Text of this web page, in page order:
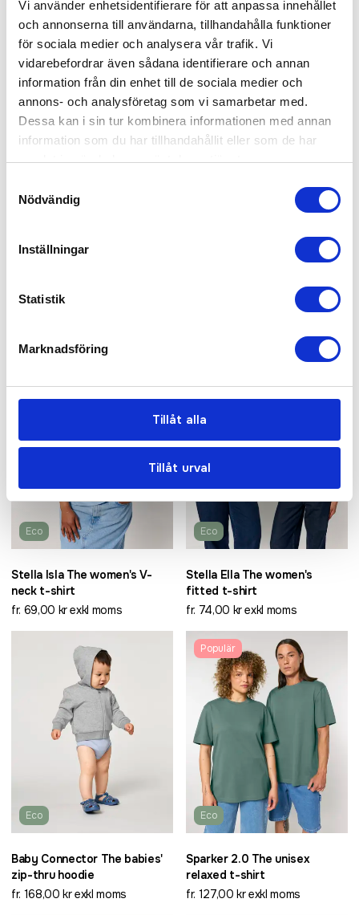
Vi använder enhetsidentifierare för att anpassa innehållet
och annonserna till användarna, tillhandahålla funktioner
för sociala medier och analysera vår trafik. Vi
vidarebefordrar även sådana identifierare och annan
information från din enhet till de sociala medier och
annons- och analysföretag som vi samarbetar med.
Dessa kan i sin tur kombinera informationen med annan
information som du har tillhandahållit eller som de har
samlat in när du har använt deras tjänster.
Nödvändig
Inställningar
Statistik
Marknadsföring
Tillåt alla
Tillåt urval
Tote Bag Woven tote bag
fr. 53,00 kr exkl moms
Mid Tote Bag The woven mid
weigth tote bag
fr. 49,20 kr exkl moms
Recycled
shopping bag
RE-Cruiser The unisex
recycled hoodie sweatshirt
Eco
Stella Isla The women's V-
neck t-shirt
fr. 69,00 kr exkl moms
Eco
Stella Ella The women's
fitted t-shirt
fr. 74,00 kr exkl moms
Eco
Baby Connector The babies'
zip-thru hoodie
fr. 168,00 kr exkl moms
Populär
Eco
Sparker 2.0 The unisex
relaxed t-shirt
fr. 127,00 kr exkl moms